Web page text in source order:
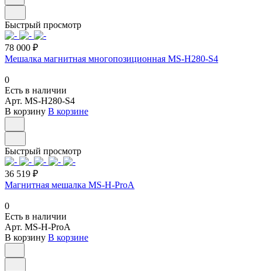
Быстрый просмотр
78 000 ₽
Мешалка магнитная многопозиционная MS-H280-S4
0
Есть в наличии
Арт. MS-H280-S4
В корзину В корзине
Быстрый просмотр
36 519 ₽
Магнитная мешалка MS-H-ProA
0
Есть в наличии
Арт. MS-H-ProA
В корзину В корзине